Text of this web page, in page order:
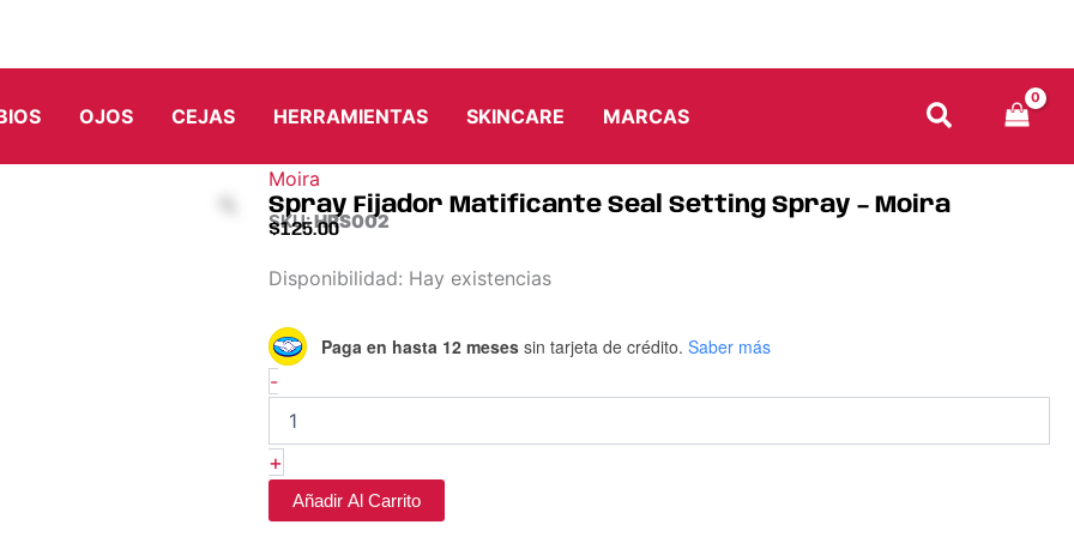
OJOS CEJAS HERRAMIENTAS SKINCARE MARCAS
Moira
Spray Fijador Matificante Seal Setting Spray – Moira
SKU:HRS002
$125.00
Disponibilidad: Hay existencias
Paga en hasta 12 meses sin tarjeta de crédito. Saber más
-
Spray
Fijador
Seal
Setting
Spray
Moira
cantidad
+
Añadir Al Carrito
cantidad